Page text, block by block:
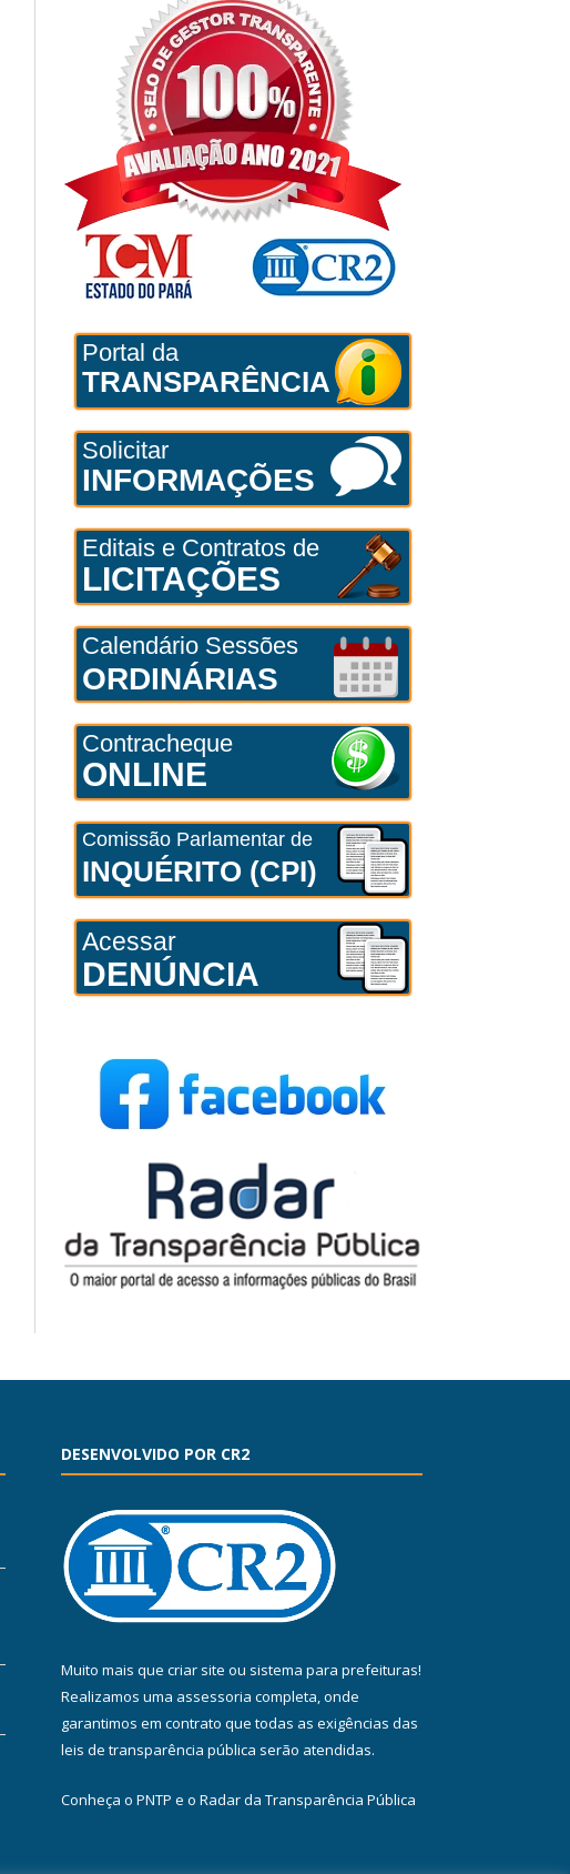
Portal da
TRANSPARÊNCIA
Solicitar
INFORMAÇÕES
Editais e Contratos de
LICITAÇÕES
Calendário Sessões
ORDINÁRIAS
Contracheque
ONLINE
Comissão Parlamentar de
INQUÉRITO (CPI)
Acessar
DENÚNCIA
DESENVOLVIDO POR CR2
Muito mais que criar site ou sistema para prefeituras!
Realizamos uma assessoria completa, onde
garantimos em contrato que todas as exigências das
leis de transparência pública serão atendidas.
Conheça o PNTP e o Radar da Transparência Pública